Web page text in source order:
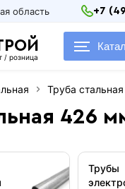
область +7
/ розница
Труба
426
Трубы